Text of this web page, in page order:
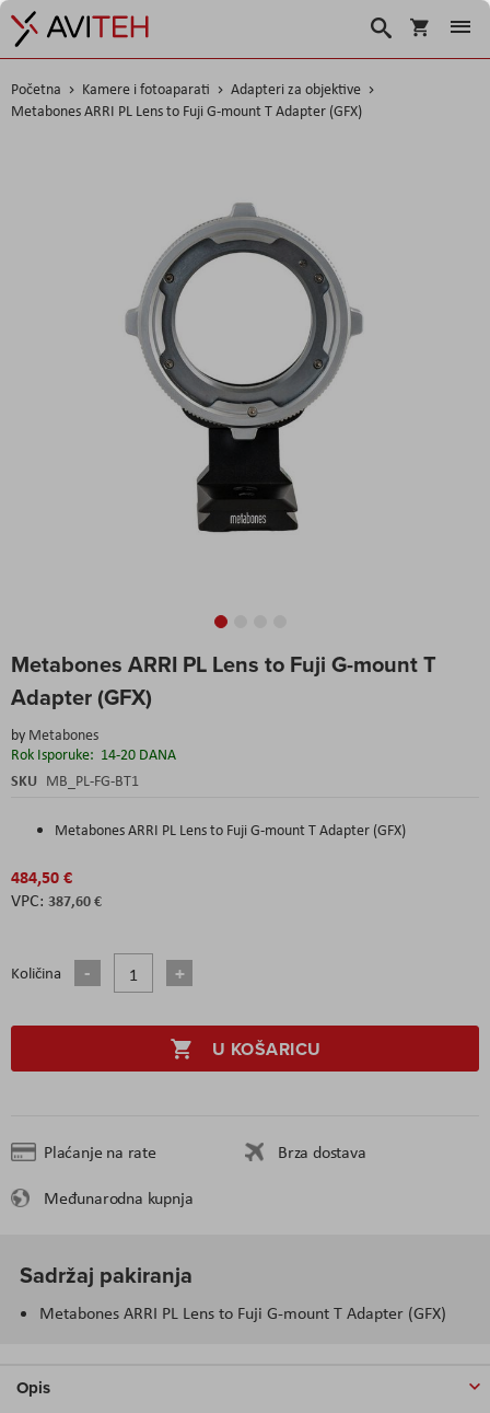
Košarica
Traži
Početna Kamere i fotoaparati
Adapteri za objektive
Metabones ARRI PL Lens to Fuji G-mount T Adapter (GFX)
Metabones ARRI PL Lens to Fuji G-mount T
Adapter (GFX)
by Metabones
Rok Isporuke: 14-20 DANA
SKU MB_PL-FG-BT1
Metabones ARRI PL Lens to Fuji G-mount T Adapter (GFX)
484,50 €
387,60 €
Količina
U KOŠARICU
Plaćanje na rate
Brza dostava
Međunarodna kupnja
to
beginning
the
images
gallery
Sadržaj pakiranja
Metabones ARRI PL Lens to Fuji G-mount T Adapter (GFX)
Opis